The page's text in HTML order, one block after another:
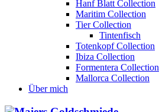
Hanf Blatt Collection
Maritim Collection
Tier Collection
Tintenfisch
Totenkopf Collection
Ibiza Collection
Formentera Collection
Mallorca Collection
Über mich